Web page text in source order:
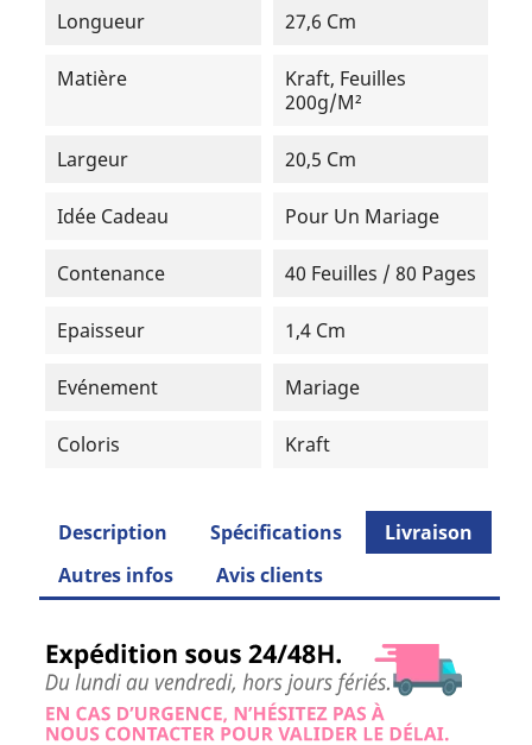
Longueur 27,6 Cm
Matière
Kraft, Feuilles
200g/m²
Largeur 20,5 Cm
Idée Cadeau Pour Un Mariage
Contenance 40 Feuilles / 80 Pages
Epaisseur 1,4 Cm
Evénement Mariage
Coloris Kraft
Description Spécifications
Livraison
Autres infos
Avis clients